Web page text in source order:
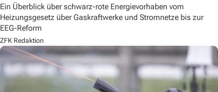
Ein Überblick über schwarz-rote Energievorhaben vom
Heizungsgesetz über Gaskraftwerke und Stromnetze bis zur
EEG-Reform
ZFK Redaktion